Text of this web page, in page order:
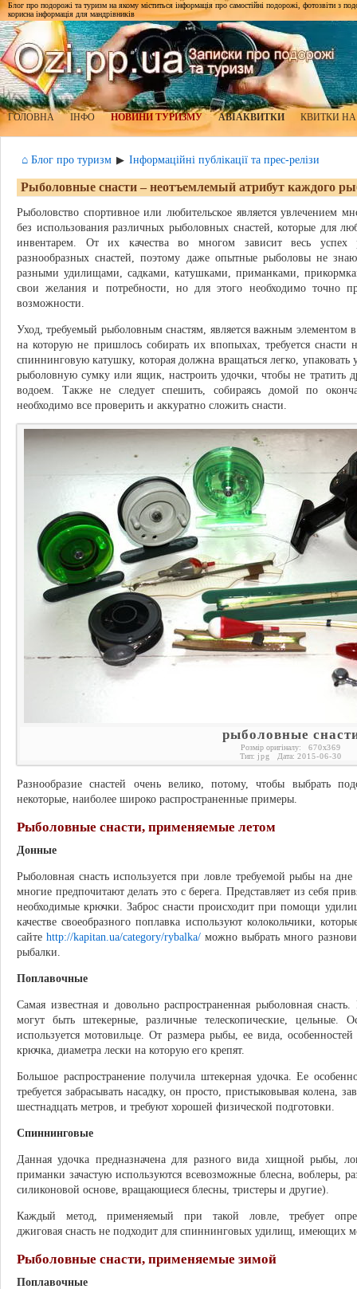
Блог про подорожі та туризм на якому міститься інформація про самостійні подорожі, фотозвіти з
корисна інформація для мандрівників
ГОЛОВНА ІНФО НОВИНИ ТУРИЗМУ АВІАКВИТКИ КВИТКИ
⌂ Блог про туризм ▶ Інформаційні публікації та прес-релізи
Рыболовные снасти – неотъемлемый атрибут каждого
Рыболовство спортивное или любительское является
без использования различных рыболовных снастей, которые для
инвентарем. От их качества во многом зависит весь успех
разнообразных снастей, поэтому даже опытные рыболовы не
разными удилищами, садками, катушками, приманками,
свои желания и потребности, но для этого необходимо точно
возможности.
Уход, требуемый рыболовным снастям, является важным элементом
на которую не пришлось собирать их впопыхах, требуется снасти
спиннинговую катушку, которая должна вращаться легко,
рыболовную сумку или ящик, настроить удочки, чтобы не тратить
водоем. Также не следует спешить, собираясь домой по
необходимо все проверить и аккуратно сложить снасти.
рыболовные
Розмір оригіналу: 670x369
Тип: jpg Дата: 2015-06-30
Разнообразие снастей очень велико, потому, чтобы выбрать
некоторые, наиболее широко распространенные примеры.
Рыболовные снасти, применяемые летом
Донные
Рыболовная снасть используется при ловле требуемой рыбы на
многие предпочитают делать это с берега. Представляет из себя
необходимые крючки. Заброс снасти происходит при помощи
качестве своеобразного поплавка используют колокольчики,
сайтеhttp://kapitan.ua/category/rybalka/ можно выбрать много
рыбалки.
Поплавочные
Самая известная и довольно распространенная рыболовная
могут быть штекерные, различные телескопические, цельные.
используется мотовильце. От размера рыбы, ее вида,
крючка, диаметра лески на которую его крепят.
Большое распространение получила штекерная удочка. Ее
требуется забрасывать насадку, он просто, пристыковывая колена,
шестнадцать метров, и требуют хорошей физической подготовки.
Спиннинговые
Данная удочка предназначена для разного вида хищной рыбы,
приманки зачастую используются всевозможные блесна, воблеры,
силиконовой основе, вращающиеся блесны, тристеры и другие).
Каждый метод, применяемый при такой ловле, требует
джиговая снасть не подходит для спиннинговых удилищ, имеющих
Рыболовные снасти, применяемые зимой
Поплавочные